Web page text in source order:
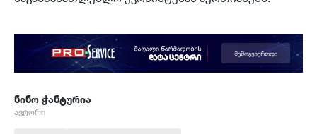
ნინო ჭანტურია
ავტორი